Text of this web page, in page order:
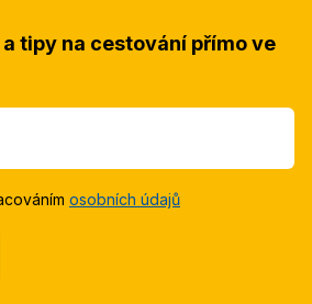
tipy na cestování přímo ve
osobních údajů